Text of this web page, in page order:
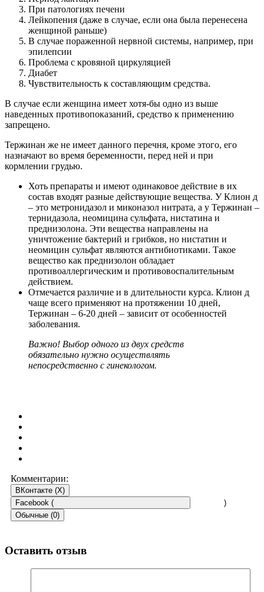
При патологиях печени
Лейкопения (даже в случае, если она была перенесена
женщиной раньше)
В случае пораженной нервной системы, например, при
эпилепсии
Проблема с кровяной циркуляцией
Диабет
Чувствительность к составляющим средства.
В случае если женщина имеет хотя-бы одно из выше
наведенных противопоказаний, средство к применению
запрещено.
Тержинан же не имеет данного перечня, кроме этого, его
назначают во время беременности, перед ней и при
кормлении грудью.
Хоть препараты и имеют одинаковое действие в их
состав входят разные действующие вещества. У Клион д
– это метронидазол и миконазол нитрата, а у Тержинан –
тернидазола, неомицина сульфата, нистатина и
преднизолона. Эти вещества направлены на
уничтожение бактерий и грибков, но нистатин и
неомицин сульфат являются антибиотиками. Такое
вещество как преднизолон обладает
противоаллергическим и противовоспалительным
действием.
Отмечается различие и в длительности курса. Клион д
чаще всего применяют на протяжении 10 дней,
Тержинан – 6-20 дней – зависит от особенностей
заболевания.
Важно! Выбор одного из двух средств
обязательно нужно осуществлять
непосредственно с гинекологом.
Комментарии:
ВКонтакте (X)
Facebook (
)
Обычные (0)
Оставить отзыв